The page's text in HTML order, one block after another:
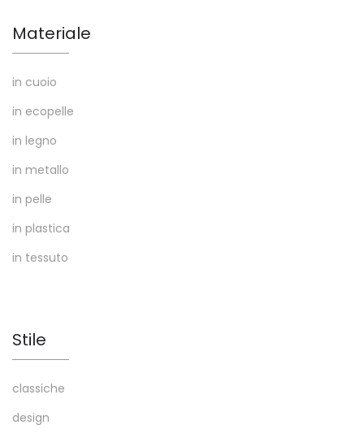
Materiale
in cuoio
in ecopelle
in legno
in metallo
in pelle
in plastica
in tessuto
Stile
classiche
design